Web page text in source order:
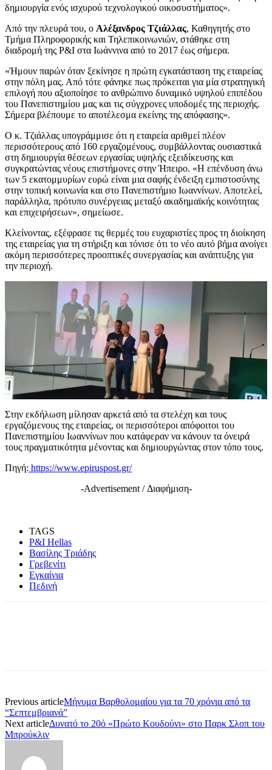
δημιουργία ενός ισχυρού τεχνολογικού οικοσυστήματος».
Από την πλευρά του, ο Αλέξανδρος Τζιάλλας, Καθηγητής στο
Τμήμα Πληροφορικής και Τηλεπικοινωνιών, στάθηκε στη
διαδρομή της P&I στα Ιωάννινα από το 2017 έως σήμερα.
«Ήμουν παρών όταν ξεκίνησε η πρώτη εγκατάσταση της εταιρείας
στην πόλη μας. Από τότε φάνηκε πως πρόκειται για μία στρατηγική
επιλογή που αξιοποίησε το ανθρώπινο δυναμικό υψηλού επιπέδου
του Πανεπιστημίου μας και τις σύγχρονες υποδομές της περιοχής.
Σήμερα βλέπουμε το αποτέλεσμα εκείνης της απόφασης».
Ο κ. Τζιάλλας υπογράμμισε ότι η εταιρεία αριθμεί πλέον
περισσότερους από 160 εργαζομένους, συμβάλλοντας ουσιαστικά
στη δημιουργία θέσεων εργασίας υψηλής εξειδίκευσης και
συγκρατώντας νέους επιστήμονες στην Ήπειρο. «Η επένδυση άνω
των 5 εκατομμυρίων ευρώ είναι μια σαφής ένδειξη εμπιστοσύνης
στην τοπική κοινωνία και στο Πανεπιστήμιο Ιωαννίνων. Αποτελεί,
παράλληλα, πρότυπο συνέργειας μεταξύ ακαδημαϊκής κοινότητας
και επιχειρήσεων», σημείωσε.
Κλείνοντας, εξέφρασε τις θερμές του ευχαριστίες προς τη διοίκηση
της εταιρείας για τη στήριξη και τόνισε ότι το νέο αυτό βήμα ανοίγει
ακόμη περισσότερες προοπτικές συνεργασίας και ανάπτυξης για
την περιοχή.
Στην εκδήλωση μίλησαν αρκετά από τα στελέχη και τους
εργαζόμενους της εταιρείας, οι περισσότεροι απόφοιτοι του
Πανεπιστημίου Ιωαννίνων που κατάφεραν να κάνουν τα όνειρά
τους πραγματικότητα μένοντας και δημιουργώντας στον τόπο τους.
Πηγή: https://www.epiruspost.gr/
-Advertisement / Διαφήμιση-
TAGS
P&I Hellas
Βασίλης Τριάδης
Γρεβενίτι
Εγκαίνια
Πεδινή
Previous articleMήνυμα Βαρθολομαίου για τα 70 χρόνια από τα
“Σεπτεμβριανά”
Next articleΔυνατό το 20ό «Πρώτο Κουδούνι» στο Παρκ Σλοπ του
Μπρούκλιν